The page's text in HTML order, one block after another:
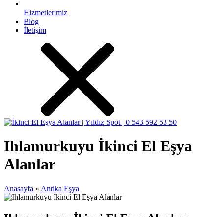
Hizmetlerimiz
Blog
İletişim
Ihlamurkuyu İkinci El Eşya
Alanlar
Anasayfa » Antika Eşya